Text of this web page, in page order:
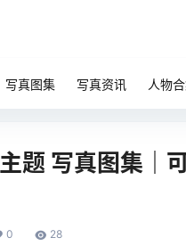
写真图集 写真资讯 人物
题 写真图集｜
0 28